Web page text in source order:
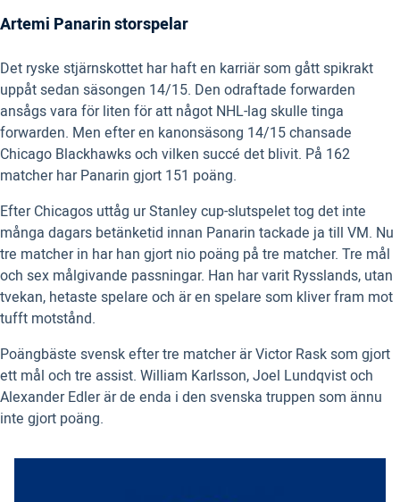
Artemi Panarin storspelar
Det ryske stjärnskottet har haft en karriär som gått spikrakt
uppåt sedan säsongen 14/15. Den odraftade forwarden
ansågs vara för liten för att något NHL-lag skulle tinga
forwarden. Men efter en kanonsäsong 14/15 chansade
Chicago Blackhawks och vilken succé det blivit. På 162
matcher har Panarin gjort 151 poäng.
Efter Chicagos uttåg ur Stanley cup-slutspelet tog det inte
många dagars betänketid innan Panarin tackade ja till VM. Nu
tre matcher in har han gjort nio poäng på tre matcher. Tre mål
och sex målgivande passningar. Han har varit Rysslands, utan
tvekan, hetaste spelare och är en spelare som kliver fram mot
tufft motstånd.
Poängbäste svensk efter tre matcher är Victor Rask som gjort
ett mål och tre assist. William Karlsson, Joel Lundqvist och
Alexander Edler är de enda i den svenska truppen som ännu
inte gjort poäng.